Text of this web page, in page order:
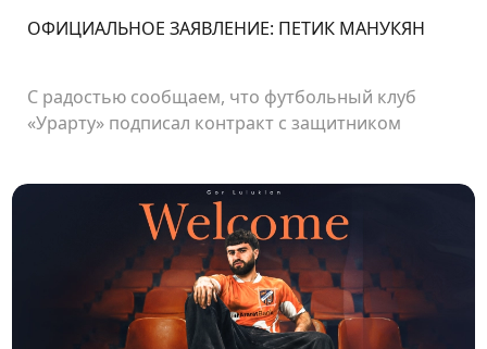
ОФИЦИАЛЬНОЕ ЗАЯВЛЕНИЕ: ПЕТИК МАНУКЯН
С радостью сообщаем, что футбольный клуб
«Урарту» подписал контракт с защитником